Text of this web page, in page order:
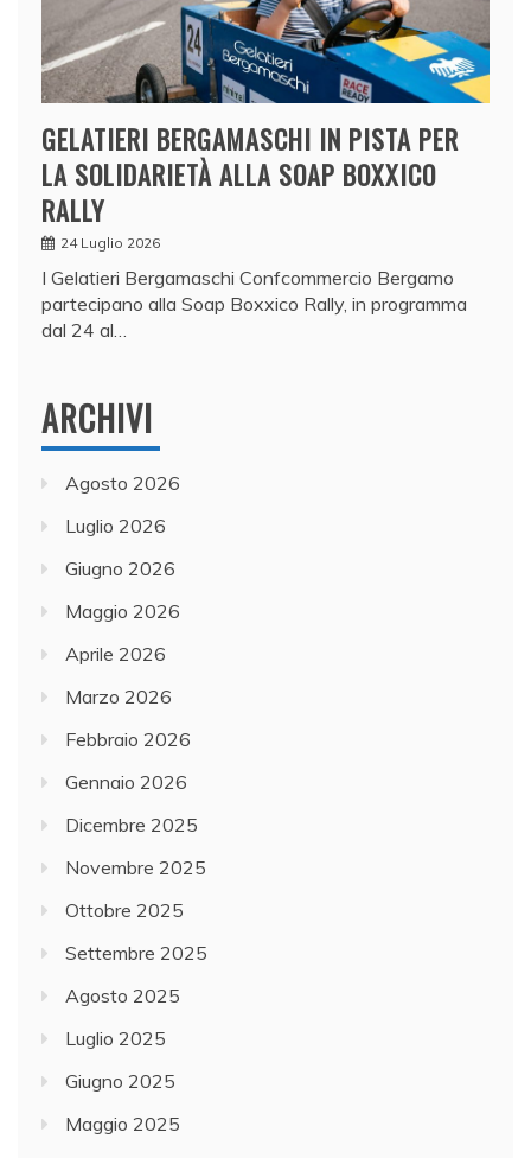
GELATIERI BERGAMASCHI IN PISTA PER
LA SOLIDARIETÀ ALLA SOAP BOXXICO
RALLY
24 Luglio 2026
I Gelatieri Bergamaschi Confcommercio Bergamo
partecipano alla Soap Boxxico Rally, in programma
dal 24 al…
ARCHIVI
Agosto 2026
Luglio 2026
Giugno 2026
Maggio 2026
Aprile 2026
Marzo 2026
Febbraio 2026
Gennaio 2026
Dicembre 2025
Novembre 2025
Ottobre 2025
Settembre 2025
Agosto 2025
Luglio 2025
Giugno 2025
Maggio 2025